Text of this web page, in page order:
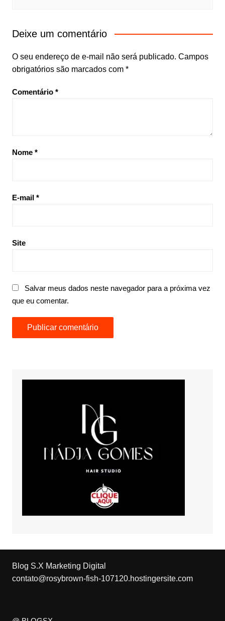
Deixe um comentário
O seu endereço de e-mail não será publicado. Campos
obrigatórios são marcados com *
Comentário *
Nome *
E-mail *
Site
Salvar meus dados neste navegador para a próxima vez
que eu comentar.
Blog S.X Marketing Digital
contato@rosybrown-fish-107120.hostingersite.com